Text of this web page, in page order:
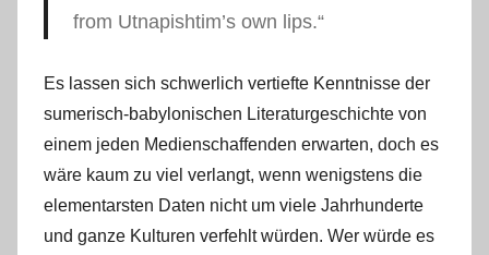
from Utnapishtim’s own lips.“
Es lassen sich schwerlich vertiefte Kenntnisse der
sumerisch-babylonischen Literaturgeschichte von
einem jeden Medienschaffenden erwarten, doch es
wäre kaum zu viel verlangt, wenn wenigstens die
elementarsten Daten nicht um viele Jahrhunderte
und ganze Kulturen verfehlt würden. Wer würde es